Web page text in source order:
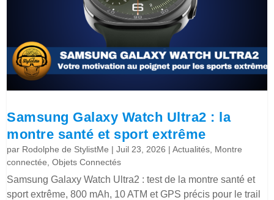
Samsung Galaxy Watch Ultra2 : la
montre santé et sport extrême
par Rodolphe de StylistMe |Juil 23, 2026 |Actualités Montre
connectée ,Objets Connectés
Samsung Galaxy Watch Ultra2 : test de la montre santé et
sport extrême, 800 mAh, 10 ATM et GPS précis pour le trail